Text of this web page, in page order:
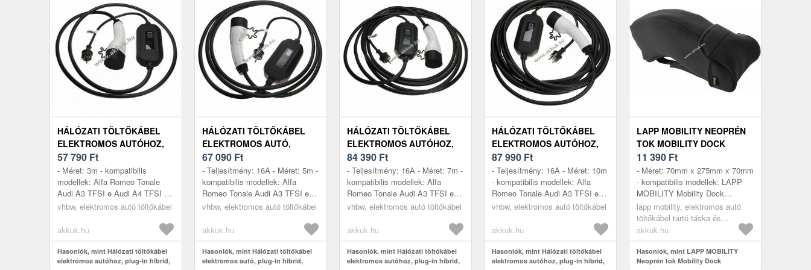
HÁLÓZATI TÖLTŐKÁBEL
ELEKTROMOS AUTÓHOZ,
PLUG-IN HIBRID, TYPE2, 1-
FÁZISÚ, 16A, 3, 5KW, 3M
57 790 Ft
- Méret: 3m - kompatibilis
modellek: Alfa Romeo Tonale
Audi A3 TFSI e Audi A4 TFSI e
Audi A6 TFSI e Audi A7 TFSI e
...
vhbw, elektromos autó töltőkábel
akkuk.hu
Hasonlók, mint Hálózati töltőkábel
elektromos autóhoz, plug-in hibrid,
HÁLÓZATI TÖLTŐKÁBEL
ELEKTROMOS AUTÓ,
PLUG-IN HIBRID, TYPE2, 1-
FÁZISÚ, 16A, 3, 5KW, 5M
67 090 Ft
- Teljesítmény: 16A - Méret: 5m -
kompatibilis modellek: Alfa
Romeo Tonale Audi A3 TFSI e
Audi A4 TFSI e Audi A6 TFSI e
vhbw, elektromos autó töltőkábel
akkuk.hu
Hasonlók, mint Hálózati töltőkábel
elektromos autó, plug-in hibrid,
HÁLÓZATI TÖLTŐKÁBEL
ELEKTROMOS AUTÓHOZ,
PLUG-IN HIBRID, TYPE2, 1-
FÁZISÚ, 16A, 3, 5KW, 7M
84 390 Ft
- Teljesítmény: 16A - Méret: 7m -
kompatibilis modellek: Alfa
Romeo Tonale Audi A3 TFSI e
Audi A4 TFSI e Audi A6 TFSI e
vhbw, elektromos autó töltőkábel
akkuk.hu
Hasonlók, mint Hálózati töltőkábel
elektromos autóhoz, plug-in hibrid,
HÁLÓZATI TÖLTŐKÁBEL
ELEKTROMOS AUTÓHOZ,
PLUG-IN HIBRID, TYPE2, 1-
FÁZISÚ, 16A, 3, 5KW, 10M
87 990 Ft
- Teljesítmény: 16A - Méret: 10m
- kompatibilis modellek: Alfa
Romeo Tonale Audi A3 TFSI e
Audi A4 TFSI e Audi A6 TFSI e
vhbw, elektromos autó töltőkábel
akkuk.hu
Hasonlók, mint Hálózati töltőkábel
elektromos autóhoz, plug-in hibrid,
LAPP MOBILITY NEOPRÉN
TOK MOBILITY DOCK
5555940002 TÖLTŐHÖZ,
MOBIL TÁROLÓTÁSKA
TYPE 2
11 390 Ft
- Méret: 70mm x 275mm x 70mm
- kompatibilis modellek: LAPP
MOBILITY Mobility Dock
5555940002, mobil LAPP
töltoállomás Type 2
lapp mobility, elektromos autó
töltőkábel tartó táska és
kiegészítők
akkuk.hu
Hasonlók, mint LAPP MOBILITY
Neoprén tok Mobility Dock